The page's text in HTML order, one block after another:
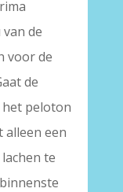
de
voor de
de
peloton
alleen een
te